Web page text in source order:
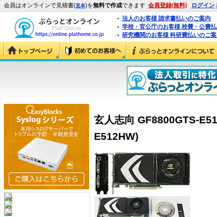
会員はオンラインで見積書(見本)を無料で作成できます 会員登録(無料) ログイン
法人のお客様 請求書払いのご案内
学校・官公庁のお客様 校費・公費
研究機関のお客様 科研費払いのご
玄人志向 GF8800GTS-
E512HW)